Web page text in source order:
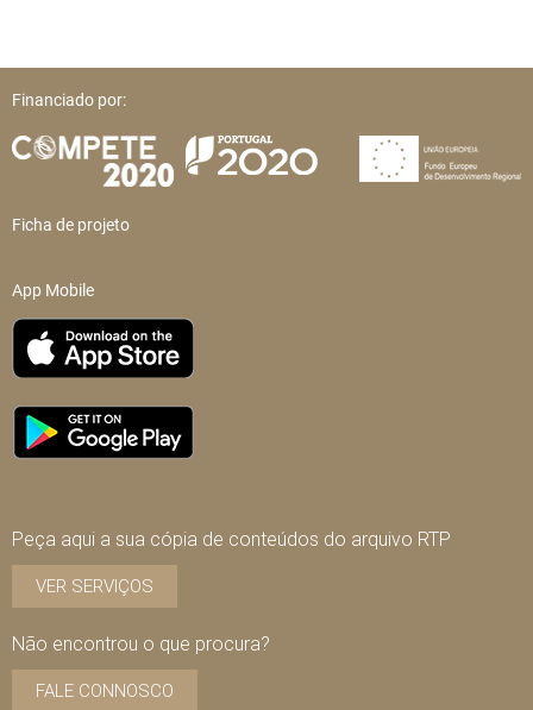
Financiado por:
Ficha de projeto
App Mobile
Peça aqui a sua cópia de conteúdos do arquivo RTP
VER SERVIÇOS
Não encontrou o que procura?
FALE CONNOSCO